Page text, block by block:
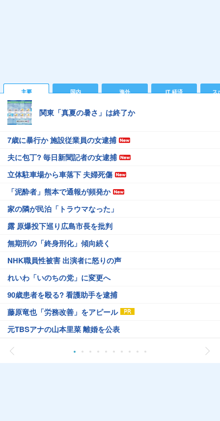
主要 国内 海外 IT 経済 ス
関東「真夏の暑さ」は終了か
7歳に暴行か 施設従業員の女逮捕
夫に包丁? 毎日新聞記者の女逮捕
立体駐車場から車落下 夫婦死傷
「泥酔者」熊本で通報が頻発か
家の隣が民泊「トラウマなった」
露 原爆投下巡り広島市長を批判
無期刑の「終身刑化」傾向続く
NHK職員性被害 出演者に怒りの声
れいわ「いのちの党」に変更へ
90歳患者を殴る? 看護助手を逮捕
藤原竜也「労務改善」をアピール
元TBSアナの山本里菜 離婚を公表